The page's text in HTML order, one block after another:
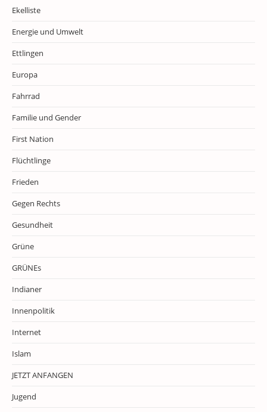
Ekelliste
Energie und Umwelt
Ettlingen
Europa
Fahrrad
Familie und Gender
First Nation
Flüchtlinge
Frieden
Gegen Rechts
Gesundheit
Grüne
GRÜNEs
Indianer
Innenpolitik
Internet
Islam
JETZT ANFANGEN
Jugend